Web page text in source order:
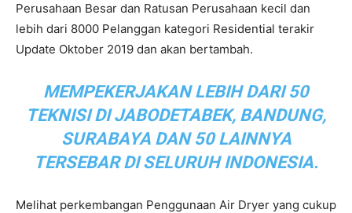
Perusahaan Besar dan Ratusan Perusahaan kecil dan
lebih dari 8000 Pelanggan kategori Residential terakir
Update Oktober 2019 dan akan bertambah.
MEMPEKERJAKAN LEBIH DARI 50
TEKNISI DI JABODETABEK, BANDUNG,
SURABAYA DAN 50 LAINNYA
TERSEBAR DI SELURUH INDONESIA.
Melihat perkembangan Penggunaan Air Dryer yang cukup